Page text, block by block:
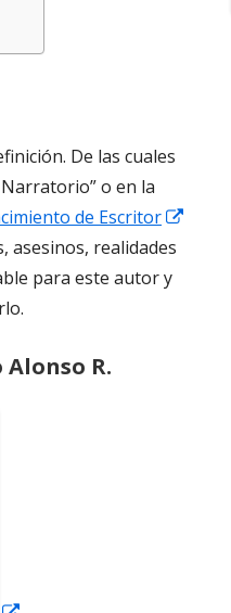
De las cuales
o en la
de Escritor
asesinos, realidades
para este autor y
R.